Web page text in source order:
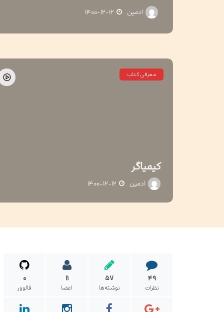
ادمین ۱۴۰۰-۱۲-۱۲
معرفی کتاب
کیمیاگر
ادمین ۱۴۰۰-۱۲-۱۲
۴۹
نظرات
۵۷
نوشته‌ها
۱۱
اعضا
۰
فالوور